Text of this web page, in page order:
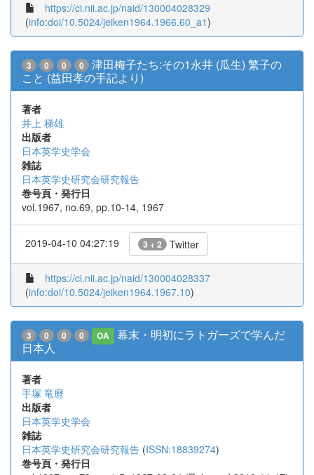
https://ci.nii.ac.jp/naid/130004028329
(info:doi/10.5024/jeiken1964.1966.60_a1)
3 0 0 0
津田梅子たち:その1永井 (瓜生) 繁子の
こと (益田孝の手記より)
著者
井上 梯雄
出版者
日本英学史学会
雑誌
日本英学史研究会研究報告
巻号頁・発行日
vol.1967, no.69, pp.10-14, 1967
2019-04-10 04:27:19 3 + 2 Twitter
https://ci.nii.ac.jp/naid/130004028337
(info:doi/10.5024/jeiken1964.1967.10)
3 0 0 0 OA
幕末・明初にラトガーズで学んだ
日本人
著者
手塚 竜麿
出版者
日本英学史学会
雑誌
日本英学史研究会研究報告 (ISSN:18839274)
巻号頁・発行日